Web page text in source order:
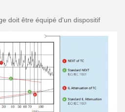
doit être équipé d'un dispositif